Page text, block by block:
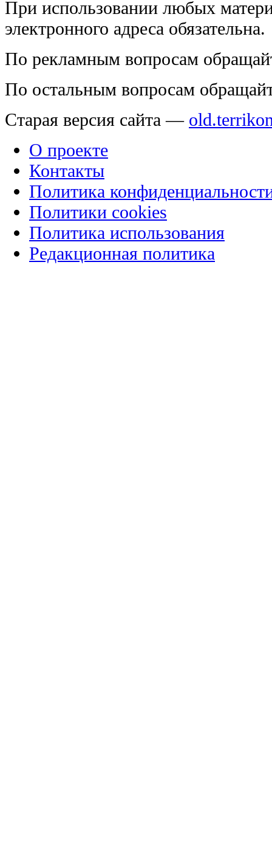
При использовании любых
электронного адреса обязательна.
По рекламным вопросам
По остальным вопросам
Старая версия сайта —
О проекте
Контакты
Политика
Политики cookies
Политика использования
Редакционная политика